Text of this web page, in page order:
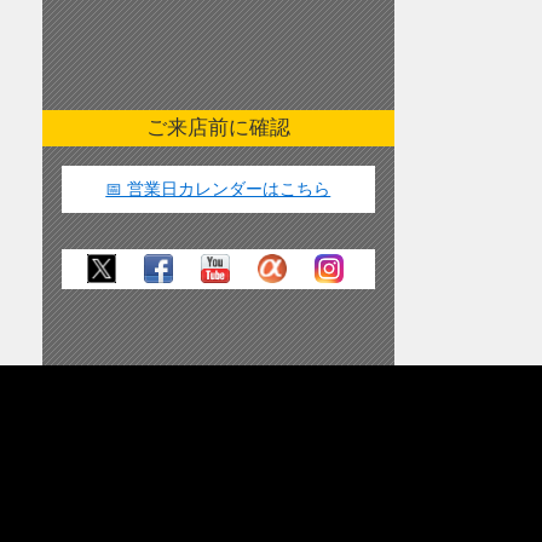
ご来店前に確認
📅 営業日カレンダーはこちら